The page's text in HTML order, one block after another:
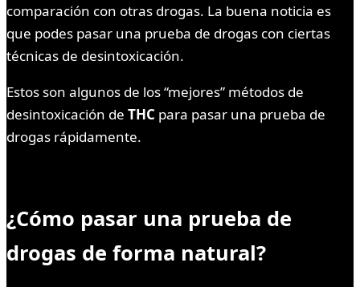
comparación con otras drogas. La buena noticia es
que podes pasar una prueba de drogas con ciertas
técnicas de desintoxicación.
Estos son algunos de los “mejores” métodos de
desintoxicación de THC para pasar una prueba de
drogas rápidamente.
¿Cómo pasar una prueba de
drogas de forma natural?